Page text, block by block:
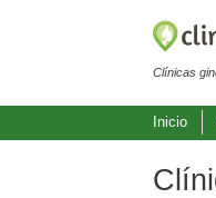
Clínicas
Inicio